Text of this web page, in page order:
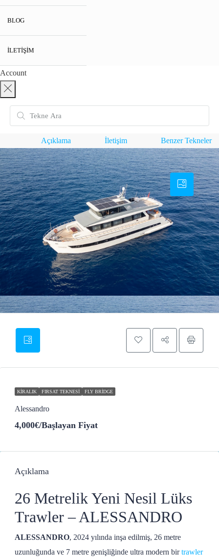
BLOG
İLETIŞIM
Account
Açıklama İletişim Benzer Tekneler
KIRALIK FIRSAT TEKNESI FLY BRIDGE
Alessandro
4,000€/Başlayan Fiyat
Açıklama
26 Metrelik Yeni Nesil Lüks
Trawler – ALESSANDRO
ALESSANDRO, 2024 yılında inşa edilmiş, 26 metre
uzunluğunda ve 7 metre genişliğinde ultra modern birtrawler